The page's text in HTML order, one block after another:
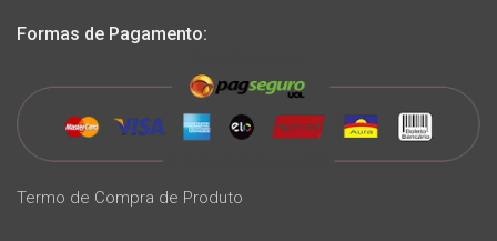
Formas de Pagamento:
Termo de Compra de Produto